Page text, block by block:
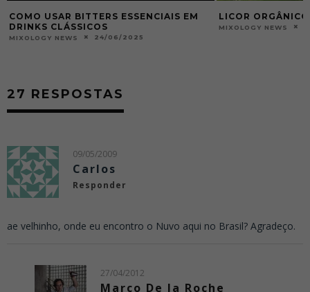
COMO USAR BITTERS ESSENCIAIS EM
DRINKS CLÁSSICOS
MIXOLOGY NEWS 24/06/2025
LICOR
MIXOLOGY NEWS
27 RESPOSTAS
09/05/2009
Carlos
Responder
ae velhinho, onde eu encontro o Nuvo aqui no Brasil? Agradeço.
27/04/2012
Marco De la Roche